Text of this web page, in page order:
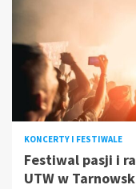
KONCERTY I FESTIWALE
Festiwal pasji i
UTW w